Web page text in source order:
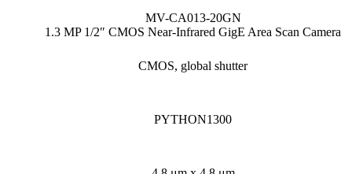
MV-CA013-20GN
1.3 MP 1/2″ CMOS Near-Infrared GigE Area Scan Camera
CMOS, global shutter
PYTHON1300